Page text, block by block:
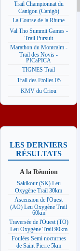
Trail Championnat du
Canigou (Canigó)
La Course de la Rhune
Val Tho Summit Games -
Trail Pursuit
Marathon du Montcalm -
Trail des Novis -
PICaPICA
TIGNES Trail
Trail des Etoiles 05
KMV du Criou
LES DERNIERS
RÉSULTATS
A la Réunion
Sakikour (SK) Leu
Oxygène Trail 30km
Ascension de l'Ouest
(AO) Leu Oxygène Trail
60km
Traversée de l'Ouest (TO)
Leu Oxygène Trail 90km
Foulées Semi nocturnes
de Saint Pierre 5km